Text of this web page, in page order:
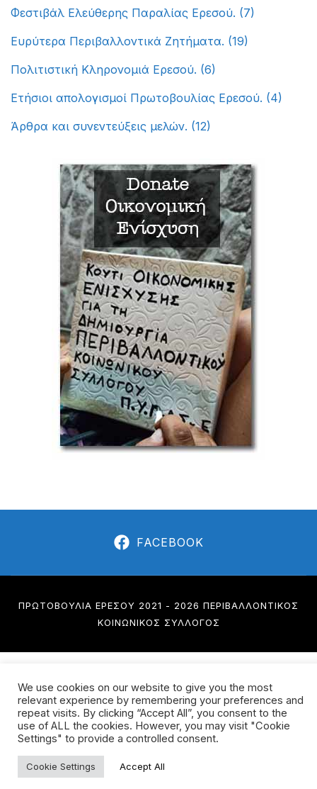
Φεστιβάλ Ελεύθερης Παραλίας Ερεσού. (7)
Ευρύτερα Περιβαλλοντικά Ζητήματα. (19)
Πολιτιστική Κληρονομιά Ερεσού. (6)
Ετήσιοι απολογισμοί Πρωτοβουλίας Ερεσού. (4)
Άρθρα και συνεντεύξεις μελών. (12)
FACEBOOK
ΠΡΩΤΟΒΟΥΛΊΑ ΕΡΕΣΟΎ 2021 - 2026 ΠΕΡΙΒΑΛΛΟΝΤΙΚΌΣ
ΚΟΙΝΩΝΙΚΌΣ ΣΎΛΛΟΓΟΣ
We use cookies on our website to give you the most
relevant experience by remembering your preferences and
repeat visits. By clicking “Accept All”, you consent to the
use of ALL the cookies. However, you may visit "Cookie
Settings" to provide a controlled consent.
Cookie Settings Accept All